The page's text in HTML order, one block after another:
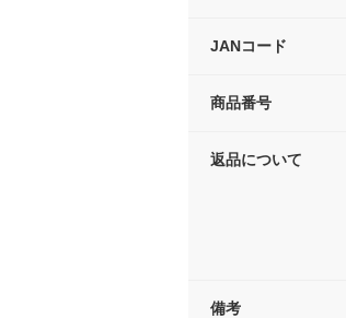
JANコード
商品番号
返品について
備考